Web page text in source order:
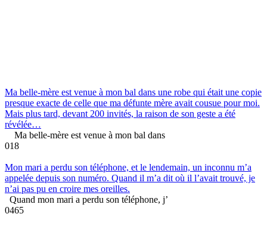
Ma belle-mère est venue à mon bal dans une robe qui était une copie
presque exacte de celle que ma défunte mère avait cousue pour moi.
Mais plus tard, devant 200 invités, la raison de son geste a été
révélée…
Ma belle-mère est venue à mon bal dans
018
Mon mari a perdu son téléphone, et le lendemain, un inconnu m’a
appelée depuis son numéro. Quand il m’a dit où il l’avait trouvé, je
n’ai pas pu en croire mes oreilles.
Quand mon mari a perdu son téléphone, j’
0465